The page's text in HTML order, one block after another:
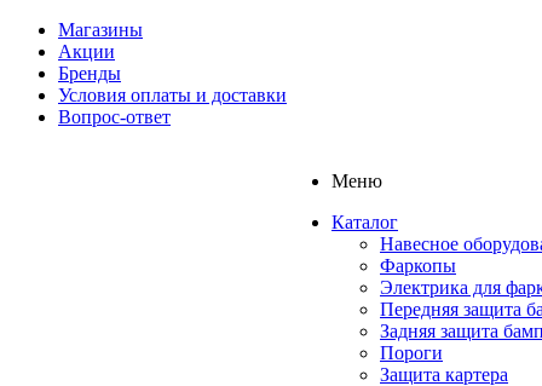
Магазины
Акции
Бренды
Условия оплаты и доставки
Вопрос-ответ
Меню
Каталог
Навесное
Фаркопы
Электрика для
Передняя защита
Задняя защита
Пороги
Защита картера